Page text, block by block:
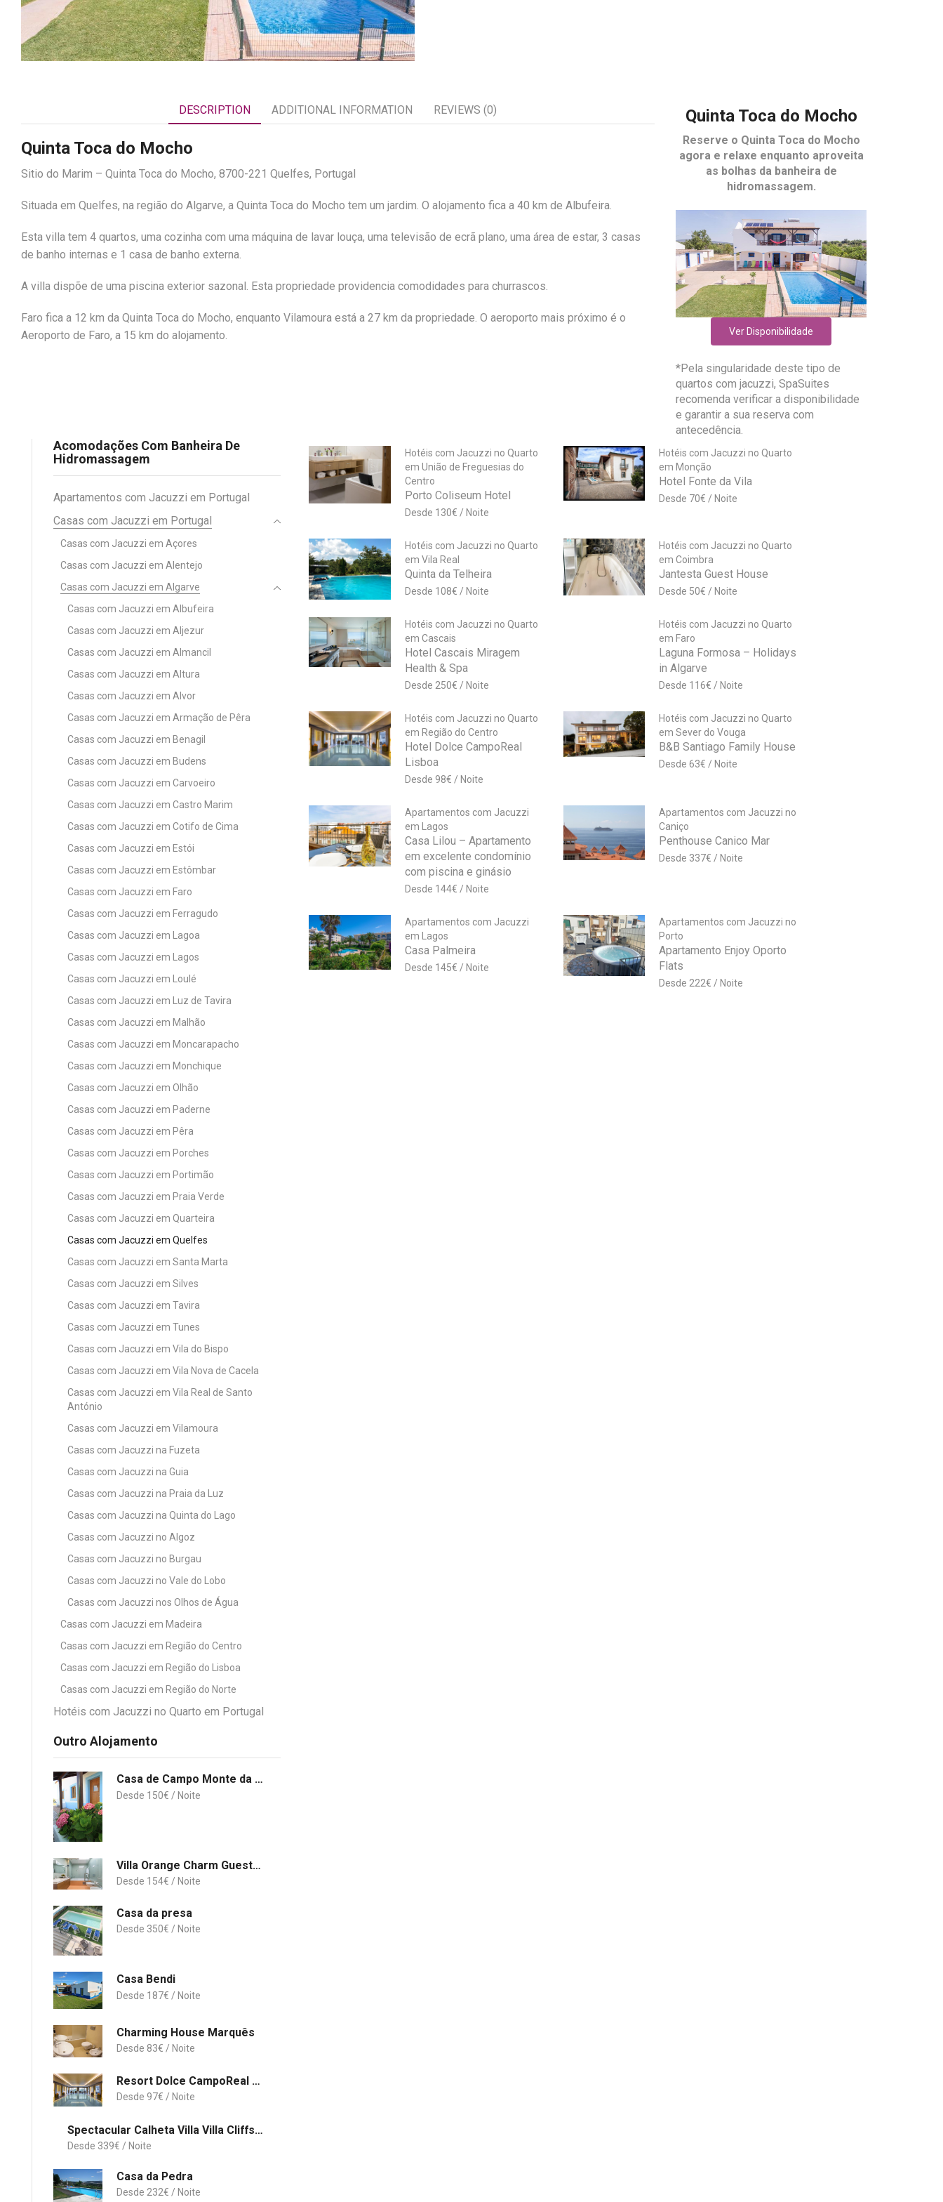
DESCRIPTION ADDITIONAL INFORMATION REVIEWS (0)
Quinta Toca do Mocho
Sitio do Marim – Quinta Toca do Mocho, 8700-221 Quelfes, Portugal
Situada em Quelfes, na região do Algarve, a Quinta Toca do Mocho tem um jardim. O alojamento fica a 40 km de Albufeira.
Esta villa tem 4 quartos, uma cozinha com uma máquina de lavar louça, uma televisão de ecrã plano, uma área de estar, 3 casas
de banho internas e 1 casa de banho externa.
A villa dispõe de uma piscina exterior sazonal. Esta propriedade providencia comodidades para churrascos.
Faro fica a 12 km da Quinta Toca do Mocho, enquanto Vilamoura está a 27 km da propriedade. O aeroporto mais próximo é o
Aeroporto de Faro, a 15 km do alojamento.
Quinta Toca do Mocho
Reserve o Quinta Toca do Mocho
agora e relaxe enquanto aproveita
as bolhas da banheira de
hidromassagem.
Ver Disponibilidade
*Pela singularidade deste tipo de
quartos com jacuzzi, SpaSuites
recomenda verificar a disponibilidade
e garantir a sua reserva com
antecedência.
Acomodações Com Banheira De
Hidromassagem
Apartamentos com Jacuzzi em Portugal
Casas com Jacuzzi em Portugal
Casas com Jacuzzi em Açores
Casas com Jacuzzi em Alentejo
Casas com Jacuzzi em Algarve
Casas com Jacuzzi em Albufeira
Casas com Jacuzzi em Aljezur
Casas com Jacuzzi em Almancil
Casas com Jacuzzi em Altura
Casas com Jacuzzi em Alvor
Casas com Jacuzzi em Armação de Pêra
Casas com Jacuzzi em Benagil
Casas com Jacuzzi em Budens
Casas com Jacuzzi em Carvoeiro
Casas com Jacuzzi em Castro Marim
Casas com Jacuzzi em Cotifo de Cima
Casas com Jacuzzi em Estói
Casas com Jacuzzi em Estômbar
Casas com Jacuzzi em Faro
Casas com Jacuzzi em Ferragudo
Casas com Jacuzzi em Lagoa
Casas com Jacuzzi em Lagos
Casas com Jacuzzi em Loulé
Casas com Jacuzzi em Luz de Tavira
Casas com Jacuzzi em Malhão
Casas com Jacuzzi em Moncarapacho
Casas com Jacuzzi em Monchique
Casas com Jacuzzi em Olhão
Casas com Jacuzzi em Paderne
Casas com Jacuzzi em Pêra
Casas com Jacuzzi em Porches
Casas com Jacuzzi em Portimão
Casas com Jacuzzi em Praia Verde
Casas com Jacuzzi em Quarteira
Casas com Jacuzzi em Quelfes
Casas com Jacuzzi em Santa Marta
Casas com Jacuzzi em Silves
Casas com Jacuzzi em Tavira
Casas com Jacuzzi em Tunes
Casas com Jacuzzi em Vila do Bispo
Casas com Jacuzzi em Vila Nova de Cacela
Casas com Jacuzzi em Vila Real de Santo
António
Casas com Jacuzzi em Vilamoura
Casas com Jacuzzi na Fuzeta
Casas com Jacuzzi na Guia
Casas com Jacuzzi na Praia da Luz
Casas com Jacuzzi na Quinta do Lago
Casas com Jacuzzi no Algoz
Casas com Jacuzzi no Burgau
Casas com Jacuzzi no Vale do Lobo
Casas com Jacuzzi nos Olhos de Água
Casas com Jacuzzi em Madeira
Casas com Jacuzzi em Região do Centro
Casas com Jacuzzi em Região do Lisboa
Casas com Jacuzzi em Região do Norte
Hotéis com Jacuzzi no Quarto em Portugal
Outro Alojamento
Casa de Campo Monte da Sapaleira
150€
Villa Orange Charm Guesthouse
154€
Casa da presa
350€
Casa Bendi
187€
Charming House Marquês
83€
Resort Dolce CampoReal Lisboa
97€
Spectacular Calheta Villa Villa Cliffscape 3 Bedrooms Panoramic Sea Views Well-Furnished In
339€
Casa da Pedra
232€
Hotéis com Jacuzzi no Quarto
em União de Freguesias do
Centro
Porto Coliseum Hotel
130€
Hotéis com Jacuzzi no Quarto
em Monção
Hotel Fonte da Vila
70€
Hotéis com Jacuzzi no Quarto
em Vila Real
Quinta da Telheira
108€
Hotéis com Jacuzzi no Quarto
em Coimbra
Jantesta Guest House
50€
Hotéis com Jacuzzi no Quarto
em Cascais
Hotel Cascais Miragem
Health & Spa
250€
Hotéis com Jacuzzi no Quarto
em Faro
Laguna Formosa – Holidays
in Algarve
116€
Hotéis com Jacuzzi no Quarto
em Região do Centro
Hotel Dolce CampoReal
Lisboa
98€
Hotéis com Jacuzzi no Quarto
em Sever do Vouga
B&B Santiago Family House
63€
Apartamentos com Jacuzzi
em Lagos
Casa Lilou – Apartamento
em excelente condomínio
com piscina e ginásio
144€
Apartamentos com Jacuzzi no
Caniço
Penthouse Canico Mar
337€
Apartamentos com Jacuzzi
em Lagos
Casa Palmeira
145€
Apartamentos com Jacuzzi no
Porto
Apartamento Enjoy Oporto
Flats
222€